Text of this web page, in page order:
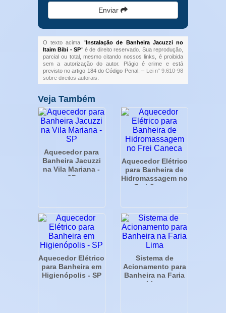
Enviar
O texto acima "Instalação de Banheira Jacuzzi no
Itaim Bibi - SP" é de direito reservado. Sua reprodução,
parcial ou total, mesmo citando nossos links, é proibida
sem a autorização do autor. Plágio é crime e está
previsto no artigo 184 do Código Penal. – Lei n° 9.610-98
sobre direitos autorais
Veja Também
Aquecedor para
Banheira Jacuzzi
na Vila Mariana -
SP
Aquecedor Elétrico
para Banheira de
Hidromassagem no
Frei Caneca
Aquecedor Elétrico
para Banheira em
Higienópolis - SP
Sistema de
Acionamento para
Banheira na Faria
Lima